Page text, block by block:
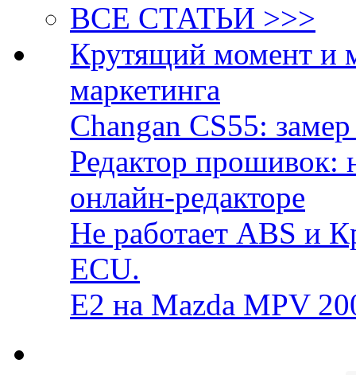
ВСЕ СТАТЬИ >>>
Крутящий момент и
маркетинга
Changan CS55:
Редактор прошивок:
онлайн-редакторе
Не работает ABS и
ECU.
E2 на Mazda MPV